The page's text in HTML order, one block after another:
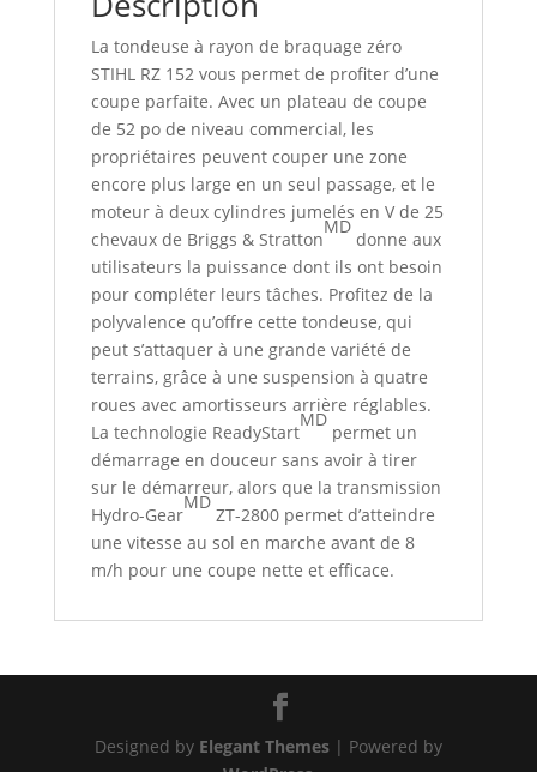
La tondeuse à rayon de braquage zéro
STIHL RZ 152 vous permet de profiter d’une
coupe parfaite. Avec un plateau de coupe
de 52 po de niveau commercial, les
propriétaires peuvent couper une zone
encore plus large en un seul passage, et le
moteur à deux cylindres jumelés en V de 25
chevaux de Briggs & Stratton
MD
donne aux
utilisateurs la puissance dont ils ont besoin
pour compléter leurs tâches. Profitez de la
polyvalence qu’offre cette tondeuse, qui
peut s’attaquer à une grande variété de
terrains, grâce à une suspension à quatre
roues avec amortisseurs arrière réglables.
La technologie ReadyStart
MD
permet un
démarrage en douceur sans avoir à tirer
sur le démarreur, alors que la transmission
Hydro-Gear
MD
ZT-2800 permet d’atteindre
une vitesse au sol en marche avant de 8
m/h pour une coupe nette et efficace.
Designed by Elegant Themes| Powered by